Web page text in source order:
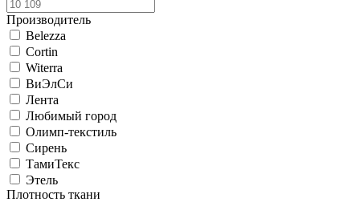
Производитель
Belezza
Cortin
Witerra
ВиЭлСи
Лента
Любимый город
Олимп-текстиль
Сирень
ТамиТекс
Этель
Плотность ткани